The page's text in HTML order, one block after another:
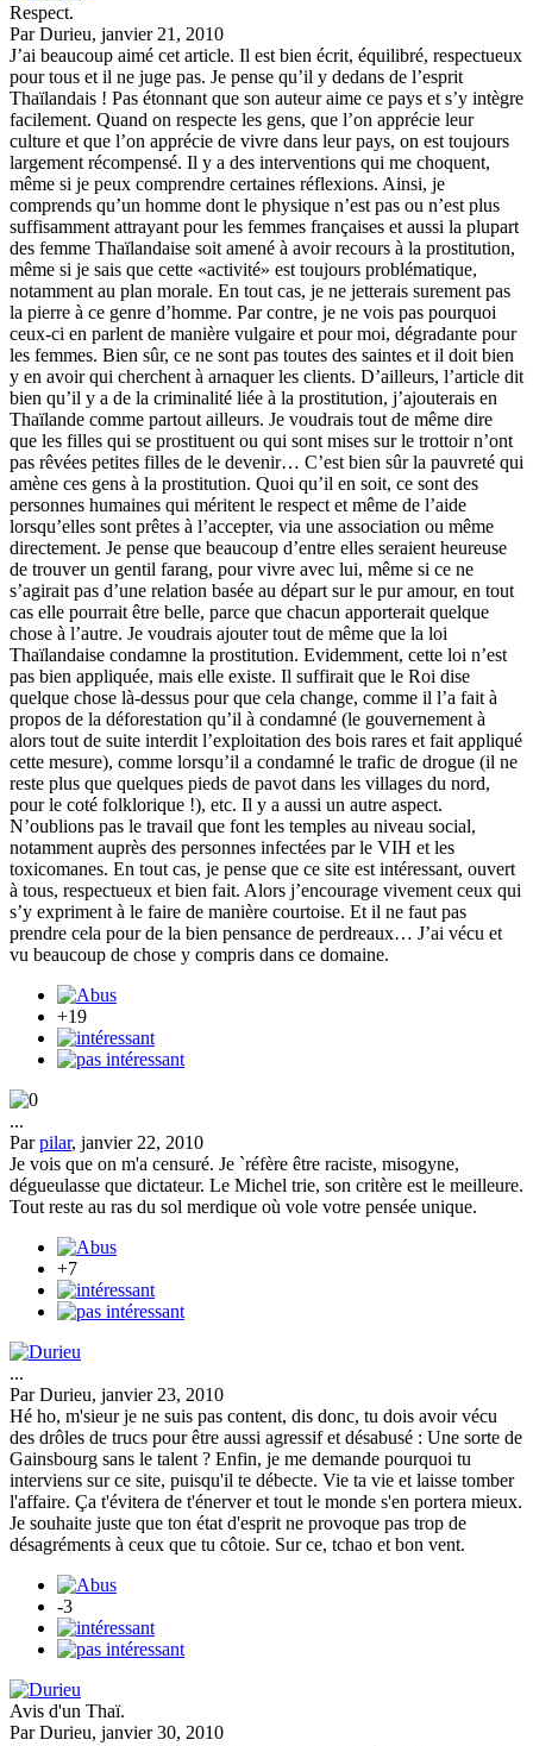
Respect.
Par Durieu, janvier 21, 2010
J’ai beaucoup aimé cet article. Il est bien écrit, équilibré, respectueux
pour tous et il ne juge pas. Je pense qu’il y dedans de l’esprit
Thaïlandais ! Pas étonnant que son auteur aime ce pays et s’y intègre
facilement. Quand on respecte les gens, que l’on apprécie leur
culture et que l’on apprécie de vivre dans leur pays, on est toujours
largement récompensé. Il y a des interventions qui me choquent,
même si je peux comprendre certaines réflexions. Ainsi, je
comprends qu’un homme dont le physique n’est pas ou n’est plus
suffisamment attrayant pour les femmes françaises et aussi la plupart
des femme Thaïlandaise soit amené à avoir recours à la prostitution,
même si je sais que cette «activité» est toujours problématique,
notamment au plan morale. En tout cas, je ne jetterais surement pas
la pierre à ce genre d’homme. Par contre, je ne vois pas pourquoi
ceux-ci en parlent de manière vulgaire et pour moi, dégradante pour
les femmes. Bien sûr, ce ne sont pas toutes des saintes et il doit bien
y en avoir qui cherchent à arnaquer les clients. D’ailleurs, l’article dit
bien qu’il y a de la criminalité liée à la prostitution, j’ajouterais en
Thaïlande comme partout ailleurs. Je voudrais tout de même dire
que les filles qui se prostituent ou qui sont mises sur le trottoir n’ont
pas rêvées petites filles de le devenir… C’est bien sûr la pauvreté qui
amène ces gens à la prostitution. Quoi qu’il en soit, ce sont des
personnes humaines qui méritent le respect et même de l’aide
lorsqu’elles sont prêtes à l’accepter, via une association ou même
directement. Je pense que beaucoup d’entre elles seraient heureuse
de trouver un gentil farang, pour vivre avec lui, même si ce ne
s’agirait pas d’une relation basée au départ sur le pur amour, en tout
cas elle pourrait être belle, parce que chacun apporterait quelque
chose à l’autre. Je voudrais ajouter tout de même que la loi
Thaïlandaise condamne la prostitution. Evidemment, cette loi n’est
pas bien appliquée, mais elle existe. Il suffirait que le Roi dise
quelque chose là-dessus pour que cela change, comme il l’a fait à
propos de la déforestation qu’il à condamné (le gouvernement à
alors tout de suite interdit l’exploitation des bois rares et fait appliqué
cette mesure), comme lorsqu’il a condamné le trafic de drogue (il ne
reste plus que quelques pieds de pavot dans les villages du nord,
pour le coté folklorique !), etc. Il y a aussi un autre aspect.
N’oublions pas le travail que font les temples au niveau social,
notamment auprès des personnes infectées par le VIH et les
toxicomanes. En tout cas, je pense que ce site est intéressant, ouvert
à tous, respectueux et bien fait. Alors j’encourage vivement ceux qui
s’y expriment à le faire de manière courtoise. Et il ne faut pas
prendre cela pour de la bien pensance de perdreaux… J’ai vécu et
vu beaucoup de chose y compris dans ce domaine.
+19
...
Parpilar, janvier 22, 2010
Je vois que on m'a censuré. Je `réfère être raciste, misogyne,
dégueulasse que dictateur. Le Michel trie, son critère est le meilleure.
Tout reste au ras du sol merdique où vole votre pensée unique.
+7
...
Par Durieu, janvier 23, 2010
Hé ho, m'sieur je ne suis pas content, dis donc, tu dois avoir vécu
des drôles de trucs pour être aussi agressif et désabusé : Une sorte de
Gainsbourg sans le talent ? Enfin, je me demande pourquoi tu
interviens sur ce site, puisqu'il te débecte. Vie ta vie et laisse tomber
l'affaire. Ça t'évitera de t'énerver et tout le monde s'en portera mieux.
Je souhaite juste que ton état d'esprit ne provoque pas trop de
désagréments à ceux que tu côtoie. Sur ce, tchao et bon vent.
-3
Avis d'un Thaï.
Par Durieu, janvier 30, 2010